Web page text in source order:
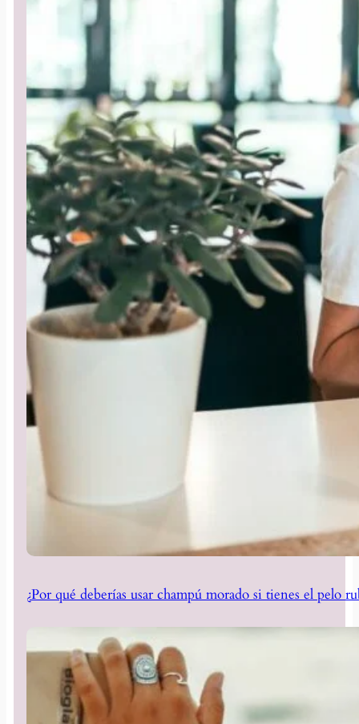
¿Por qué deberías usar champú morado si tienes el pelo